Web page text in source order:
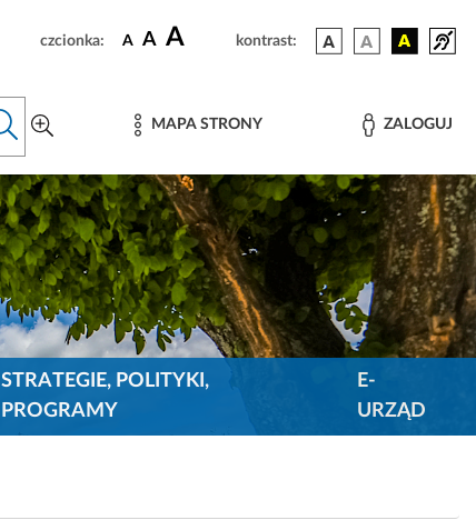
czcionka: A A A kontrast:
MAPA STRONY ZALOGUJ
STRATEGIE, POLITYKI,
PROGRAMY
E-
URZĄD